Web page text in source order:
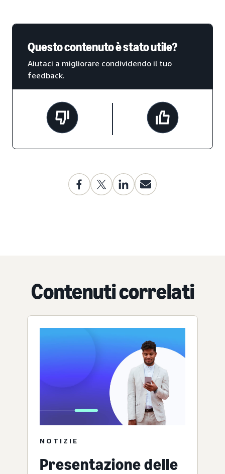
Questo contenuto è stato utile?
Aiutaci a migliorare condividendo il tuo
feedback.
Contenuti correlati
NOTIZIE
Presentazione delle